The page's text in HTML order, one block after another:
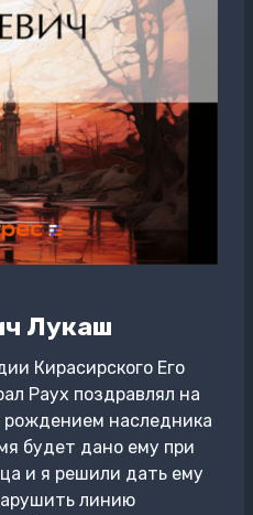
Лукаш
Кирасирского Его
Раух поздравлял на
рождением наследника
будет дано ему при
и я решили дать ему
линию